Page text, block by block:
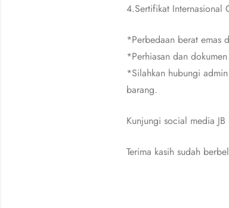
4.Sertifikat Internasional
*Perbedaan berat emas
*Perhiasan dan
*Silahkan hubungi
barang.
Kunjungi social media
Terima kasih sudah